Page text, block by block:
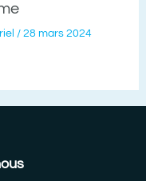
/ 28 mars 2024